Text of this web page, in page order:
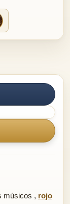
músicos , rojo